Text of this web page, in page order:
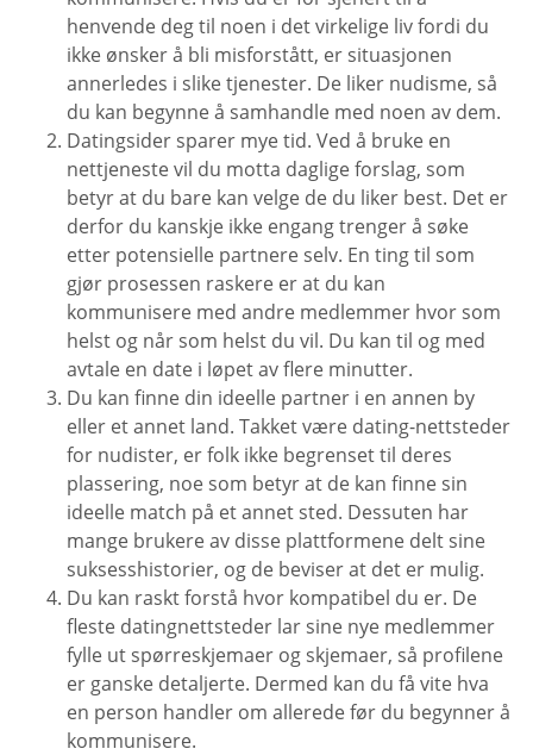
henvende deg til noen i det virkelige liv fordi du
ikke ønsker å bli misforstått, er situasjonen
annerledes i slike tjenester. De liker nudisme, så
du kan begynne å samhandle med noen av dem.
Datingsider sparer mye tid. Ved å bruke en
nettjeneste vil du motta daglige forslag, som
betyr at du bare kan velge de du liker best. Det er
derfor du kanskje ikke engang trenger å søke
etter potensielle partnere selv. En ting til som
gjør prosessen raskere er at du kan
kommunisere med andre medlemmer hvor som
helst og når som helst du vil. Du kan til og med
avtale en date i løpet av flere minutter.
Du kan finne din ideelle partner i en annen by
eller et annet land. Takket være dating-nettsteder
for nudister, er folk ikke begrenset til deres
plassering, noe som betyr at de kan finne sin
ideelle match på et annet sted. Dessuten har
mange brukere av disse plattformene delt sine
suksesshistorier, og de beviser at det er mulig.
Du kan raskt forstå hvor kompatibel du er. De
fleste datingnettsteder lar sine nye medlemmer
fylle ut spørreskjemaer og skjemaer, så profilene
er ganske detaljerte. Dermed kan du få vite hva
en person handler om allerede før du begynner å
kommunisere.